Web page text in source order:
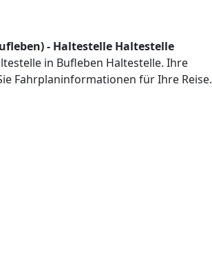
- Haltestelle Haltestelle
in Bufleben Haltestelle. Ihre
Fahrplaninformationen für Ihre Reise.